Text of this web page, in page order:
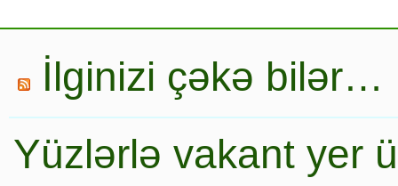
İlginizi çəkə bilər…
Yüzlərlə vakant yer